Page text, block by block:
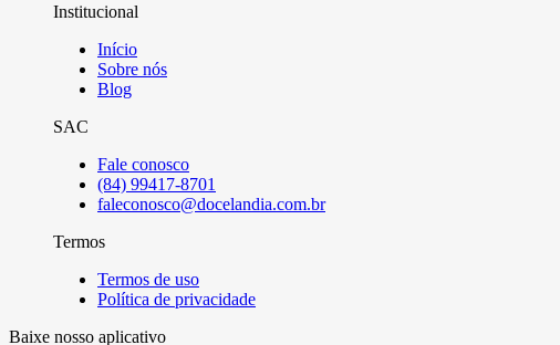
Institucional
Início
Sobre nós
Blog
SAC
Fale conosco
(84) 99417-8701
faleconosco@docelandia.com.br
Termos
Termos de uso
Política de privacidade
Baixe nosso aplicativo